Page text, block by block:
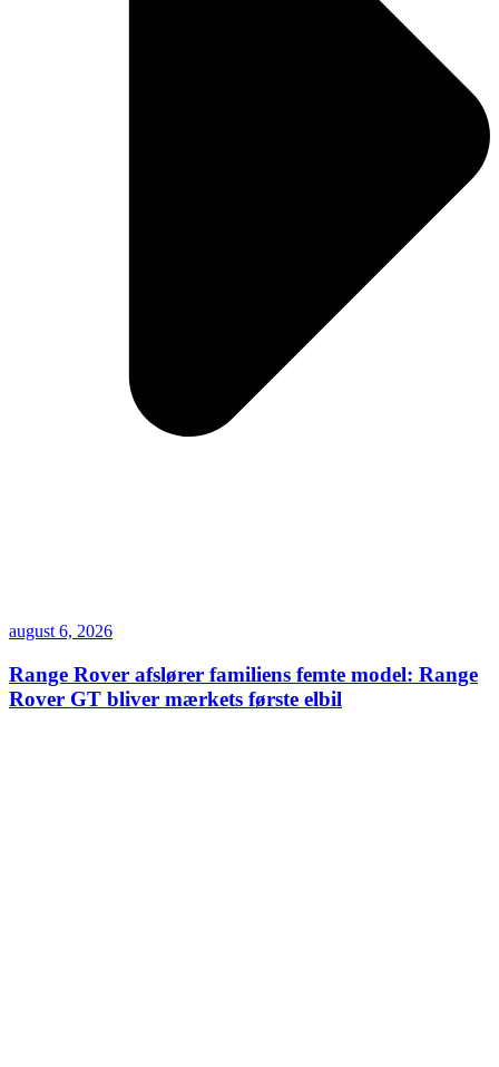
august 6, 2026
Range Rover afslører familiens femte model: Range
Rover GT bliver mærkets første elbil